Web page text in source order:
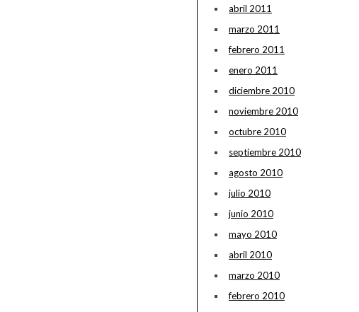
abril 2011
marzo 2011
febrero 2011
enero 2011
diciembre 2010
noviembre 2010
octubre 2010
septiembre 2010
agosto 2010
julio 2010
junio 2010
mayo 2010
abril 2010
marzo 2010
febrero 2010